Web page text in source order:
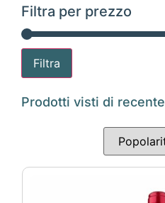
Filtra per prezzo
Filtra
Prodotti visti di recente